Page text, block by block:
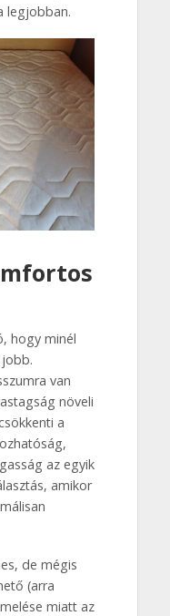
legjobban.
hogy minél
van
növeli
a
az egyik
amikor
de mégis
(arra
miatt az